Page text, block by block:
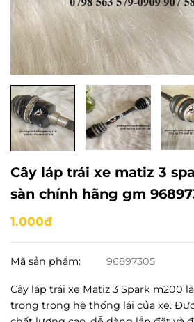
Cây láp trái xe matiz 3
sàn chính hãng gm
1.000đ
Mã sản phẩm: 96897305
Cây láp trái xe Matiz 3 Spark m200
trọng trong hệ thống lái của xe.